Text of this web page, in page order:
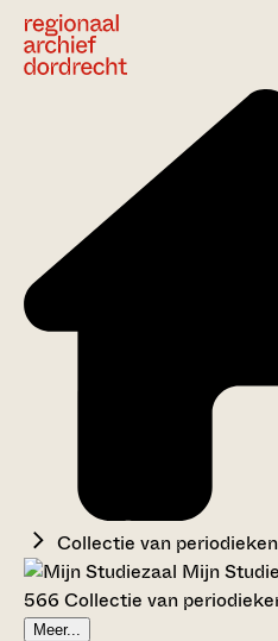
Collectie van periodieken
Mijn
566 Collectie van
Meer...